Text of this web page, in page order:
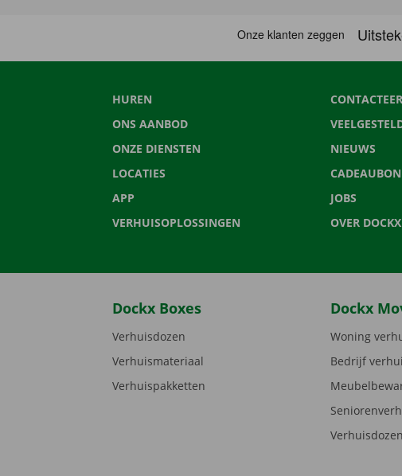
HUREN
ONS AANBOD
ONZE DIENSTEN
LOCATIES
APP
VERHUISOPLOSSINGEN
NIEUWS
CADEAUBON
JOBS
OVER
Dockx Boxes
Verhuisdozen
Verhuismateriaal
Verhuispakketten
Dockx
Woning
Bedrijf